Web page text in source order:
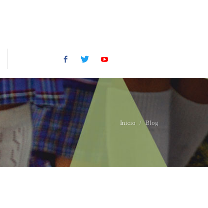
FacebookTwitterYouTube
Inicio Blog